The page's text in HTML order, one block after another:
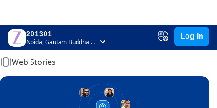
201301
Noida, Gautam Buddha Nagar, Uttar Pradesh
Log In
Home
Web Stories